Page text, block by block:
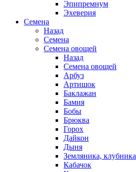
Эпипремнум
Эхеверия
Семена
Назад
Семена
Семена овощей
Назад
Семена овощей
Арбуз
Артишок
Баклажан
Бамия
Бобы
Брюква
Горох
Дайкон
Дыня
Земляника, клубника
Кабачок